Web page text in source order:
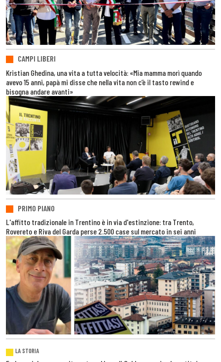
CAMPI LIBERI
Kristian Ghedina, una vita a tutta velocità: «Mia mamma morì quando
avevo 15 anni, papà mi disse che nella vita non c’è il tasto rewind e
bisogna andare avanti»
PRIMO PIANO
L'affitto tradizionale in Trentino è in via d'estinzione: tra Trento,
Rovereto e Riva del Garda perse 2.500 case sul mercato in sei anni
LA STORIA